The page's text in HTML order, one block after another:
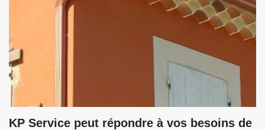
KP Service peut répondre à vos besoins de